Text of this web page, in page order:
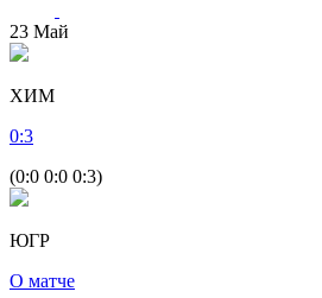
23 Май
ХИМ
0:3
(0:0 0:0 0:3)
ЮГР
О матче